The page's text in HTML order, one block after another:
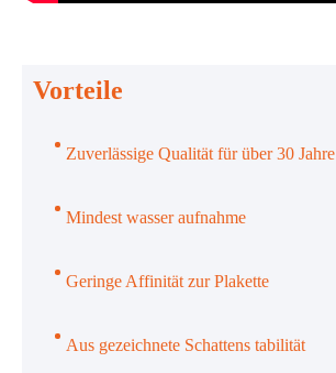
Vorteile
Zuverlässige Qualität für über 30
Mindest wasser aufnahme
Geringe Affinität zur Plakette
Aus gezeichnete Schattens tabilität